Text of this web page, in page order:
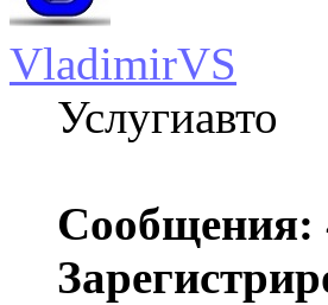
VladimirVS
Услугиавто
Сообщения: